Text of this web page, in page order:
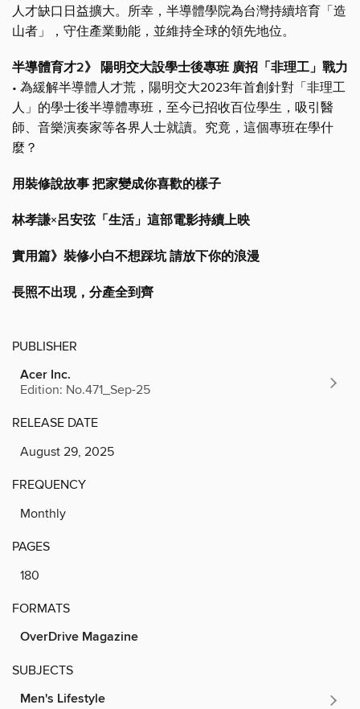
人才缺口日益擴大。所幸，半導體學院為台灣持續培育「造
山者」，守住產業動能，並維持全球的領先地位。
半導體育才2》 陽明交大設學士後專班 廣招「非理工」戰力
• 為緩解半導體人才荒，陽明交大2023年首創針對「非理工
人」的學士後半導體專班，至今已招收百位學生，吸引醫
師、音樂演奏家等各界人士就讀。究竟，這個專班在學什
麼？
用裝修說故事 把家變成你喜歡的樣子
林孝謙×呂安弦「生活」這部電影持續上映
實用篇》裝修小白不想踩坑 請放下你的浪漫
長照不出現，分產全到齊
PUBLISHER
Acer Inc.
Edition: No.471_Sep-25
RELEASE DATE
August 29, 2025
FREQUENCY
Monthly
PAGES
180
FORMATS
OverDrive Magazine
SUBJECTS
Men's Lifestyle